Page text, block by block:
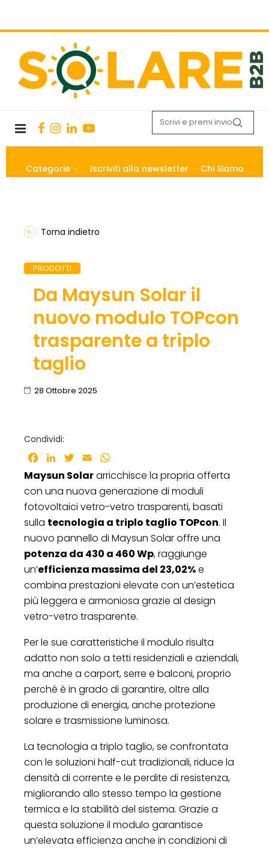
Categorie Iscriviti alla newsletter Chi Siamo
Torna indietro
PRODOTTI
Da Maysun Solar il
nuovo modulo TOPcon
trasparente a triplo
taglio
28 Ottobre 2025
Condividi:
Facebook
LinkedInTwitter
Email
Maysun Solararricchisce la propria offerta
con una nuova generazione di moduli
fotovoltaici vetro-vetro trasparenti, basati
sulla tecnologia a triplo taglio TOPcon. Il
nuovo pannello di Maysun Solar offre una
potenza da 430 a 460 Wp, raggiunge
un’efficienza massima del 23,02%e
combina prestazioni elevate con un’estetica
più leggera e armoniosa grazie al design
vetro-vetro trasparente.
Per le sue caratteristiche il modulo risulta
adatto non solo a tetti residenziali e aziendali,
ma anche a carport, serre e balconi, proprio
perché è in grado di garantire, oltre alla
produzione di energia, anche protezione
solare e trasmissione luminosa.
La tecnologia a triplo taglio, se confrontata
con le soluzioni half-cut tradizionali, riduce la
densità di corrente e le perdite di resistenza,
migliorando allo stesso tempo la gestione
termica e la stabilità del sistema. Grazie a
questa soluzione il modulo garantisce
un’elevata efficienza anche in condizioni di